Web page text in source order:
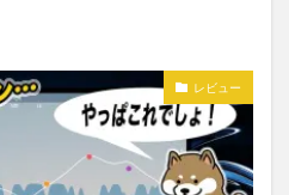
レビュー